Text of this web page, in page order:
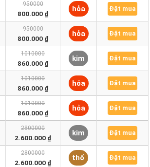
950000
800.000 ₫
hỏa Đặt mua
950000
800.000 ₫
hỏa Đặt mua
1010000
860.000 ₫
kim Đặt mua
1010000
860.000 ₫
hỏa Đặt mua
1010000
860.000 ₫
hỏa Đặt mua
2800000
2.600.000 ₫
kim Đặt mua
2800000
2.600.000 ₫
thổ Đặt mua